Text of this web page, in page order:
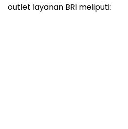
outlet layanan BRI meliputi: